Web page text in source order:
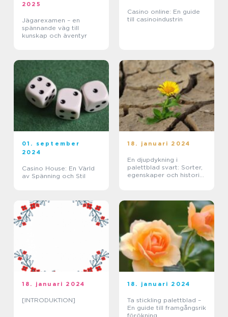
2025
Jägarexamen – en
spännande väg till
kunskap och äventyr
Casino online: En guide
till casinoindustrin
01. september
2024
Casino House: En Värld
av Spänning och Stil
18. januari 2024
En djupdykning i
palettblad svart: Sorter,
egenskaper och historisk
18. januari 2024
[INTRODUKTION]
18. januari 2024
Ta stickling palettblad –
En guide till framgångsrik
förökning